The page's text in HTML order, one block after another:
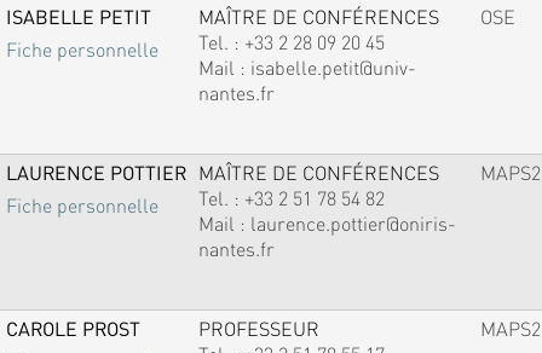
ISABELLE PETIT
Fiche personnelle
MAÎTRE DE CONFÉRENCES
Tel. : +33 2 28 09 20 45
Mail : isabelle.petit@univ-
nantes.fr
OSE
LAURENCE POTTIER
Fiche personnelle
MAÎTRE DE CONFÉRENCES
Tel. : +33 2 51 78 54 82
Mail : laurence.pottier@oniris-
nantes.fr
MAPS2
CAROLE PROST
PROFESSEUR
MAPS2